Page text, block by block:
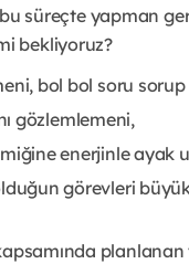
süreçte yapman
bekliyoruz?
bol bol soru
gözlemlemeni,
enerjinle ayak
görevleri